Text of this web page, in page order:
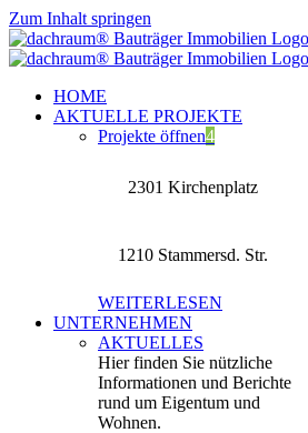
Zum Inhalt springen
HOME
AKTUELLE PROJEKTE
Projekte öffnen4
2301 Kirchenplatz
1210 Stammersd. Str.
WEITERLESEN
UNTERNEHMEN
AKTUELLES
Hier finden Sie nützliche
Informationen und Berichte
rund um Eigentum und
Wohnen.